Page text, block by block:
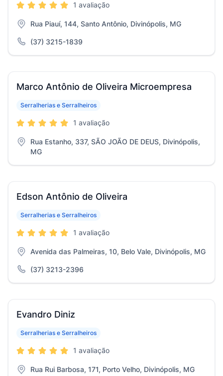
1 avaliação
Rua Piauí, 144, Santo Antônio, Divinópolis, MG
(37) 3215-1839
Marco Antônio de Oliveira Microempresa
Serralherias e Serralheiros
1 avaliação
Rua Estanho, 337, SÃO JOÃO DE DEUS, Divinópolis,
MG
Edson Antônio de Oliveira
Serralherias e Serralheiros
1 avaliação
Avenida das Palmeiras, 10, Belo Vale, Divinópolis, MG
(37) 3213-2396
Evandro Diniz
Serralherias e Serralheiros
1 avaliação
Rua Rui Barbosa, 171, Porto Velho, Divinópolis, MG